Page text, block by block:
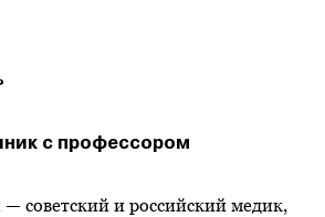
с профессором
советский и российский медик,